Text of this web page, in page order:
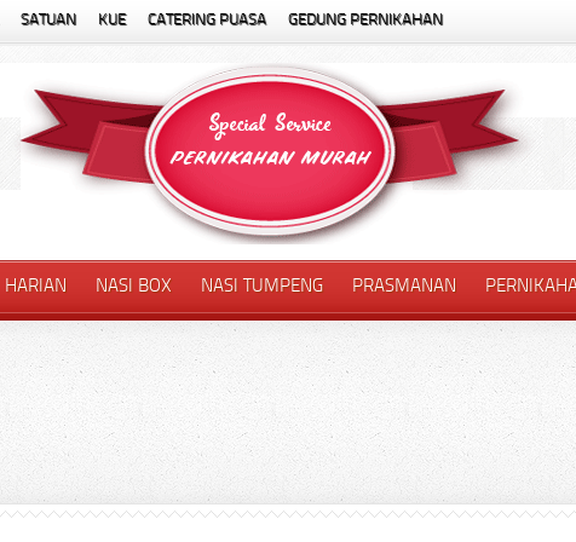
SATUAN KUE CATERING PUASA GEDUNG PERNIKAHAN
HARIAN NASI BOX NASI TUMPENG PRASMANAN